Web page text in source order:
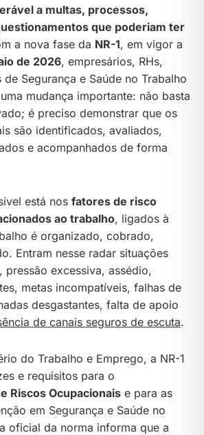
a multas, processos,
que poderiam ter
a nova fase da NR-1, em vigor a
de 2026, empresários, RHs,
de Segurança e Saúde no Trabalho
mudança importante: não basta
é preciso demonstrar que os
são identificados, avaliados,
e acompanhados de forma
está nos fatores de risco
ao trabalho, ligados à
é organizado, cobrado,
Entram nesse radar situações
excessiva, assédio,
metas incompatíveis, falhas de
desgastantes, falta de apoio
de canais seguros de escuta.
do Trabalho e Emprego, a NR-1
e requisitos para o
Riscos Ocupacionais e para as
em Segurança e Saúde no
oficial da norma informa que a